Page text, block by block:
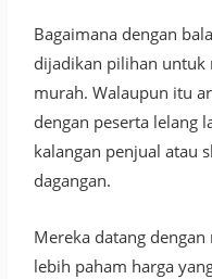
Bagaimana dengan
dijadikan pilihan untuk
murah. Walaupun itu
dengan peserta lelang
kalangan penjual atau
dagangan.
Mereka datang
lebih paham harga